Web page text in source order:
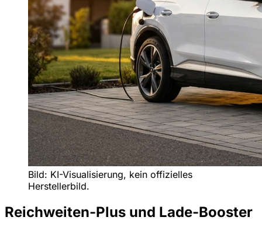
Bild: KI-Visualisierung, kein offizielles
Herstellerbild.
Reichweiten-Plus und Lade-Booster